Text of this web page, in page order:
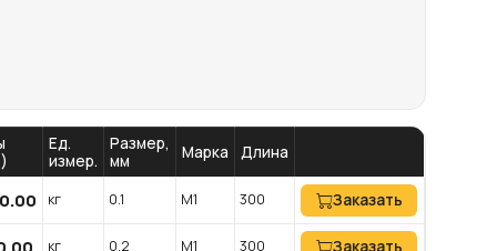
Ед.
измер.
Размер,
мм
Марка Длина
кг 0.1 М1 300 Заказать
кг 0.2 М1 300 Заказать